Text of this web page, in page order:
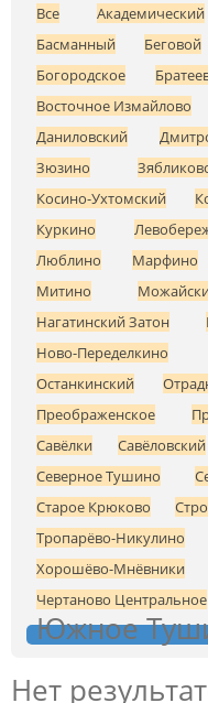
Все Академический
Басманный
Беговой
Богородское
Восточное Измайлово
Даниловский
Зюзино
Косино-Ухтомский
Куркино
Люблино
Марфино
Митино
Нагатинский Затон
Ново-Переделкино
Останкинский
Преображенское
Савёлки
Савёловский
Северное Тушино
Старое Крюково
Тропарёво-Никулино
Хорошёво-Мнёвники
Чертаново Центральное
Южное
Нет